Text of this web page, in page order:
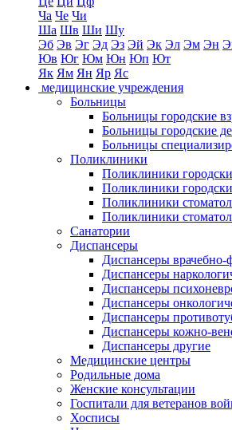
Ча Че Чи
Ша Шв Ши Шу
Эб Эв Эг Эд Эз Эй Эк Эл Эм Эн
Юв Юг Юм Юн Юп Ют
Як Ям Ян Яр Яс
медицинские учреждения
Больницы
Больницы городские
Больницы городские
Больницы
Поликлиники
Поликлиники
Поликлиники
Поликлиники
Поликлиники
Санатории
Диспансеры
Диспансеры врачебно-
Диспансеры
Диспансеры
Диспансеры
Диспансеры
Диспансеры кожно-
Диспансеры другие
Медицинские центры
Родильные дома
Женские консультации
Госпитали для ветеранов
Хосписы